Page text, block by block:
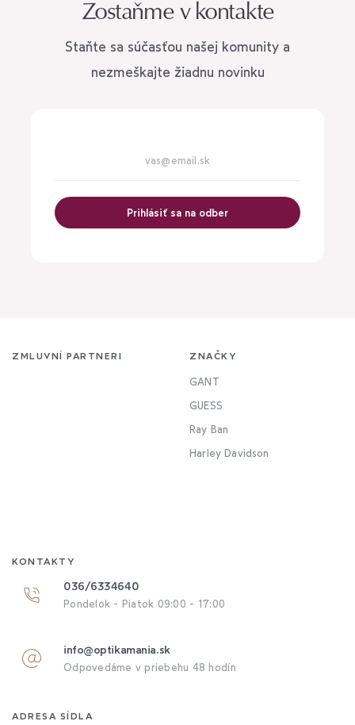
Zostaňme v kontakte
Staňte sa súčasťou našej komunity a
nezmeškajte žiadnu novinku
Prihlásiť sa na odber
ZMLUVNÍ PARTNERI ZNAČKY
GANT
GUESS
Ray Ban
Harley Davidson
KONTAKTY
036/6334640
Pondelok - Piatok 09:00 - 17:00
info@optikamania.sk
Odpovedáme v priebehu 48 hodín
ADRESA SÍDLA